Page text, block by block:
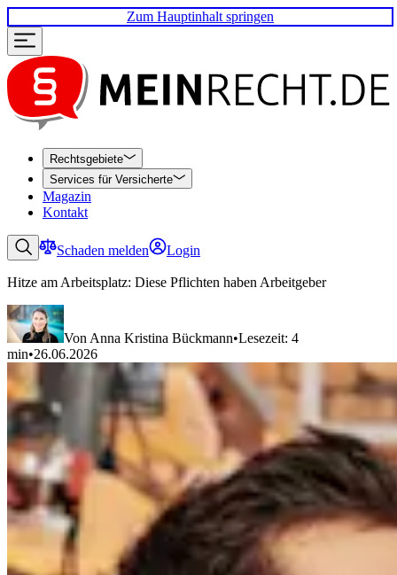
Zum Hauptinhalt springen
Rechtsgebiete
Services für Versicherte
Magazin
Kontakt
Schaden melden Login
Hitze am Arbeitsplatz: Diese Pflichten haben Arbeitgeber
Von Anna Kristina Bückmann•Lesezeit: 4
min•26.06.2026